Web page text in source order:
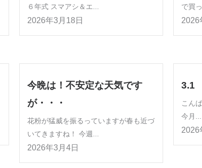
６年式 スマアシ＆エ...
2026年3月18日
で買
2026
今晩は！不安定な天気です
が・・・
花粉が猛威を振るっていますが春も近づ
いてきますね！ 今週...
2026年3月4日
3.1
こん
今月...
2026